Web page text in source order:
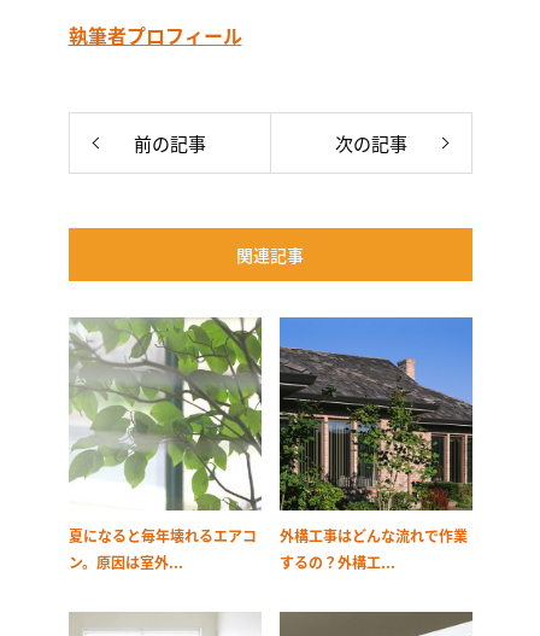
執筆者プロフィール
前の記事 次の記事
関連記事
夏になると毎年壊れるエアコ
ン。原因は室外...
外構工事はどんな流れで作業
するの？外構工...